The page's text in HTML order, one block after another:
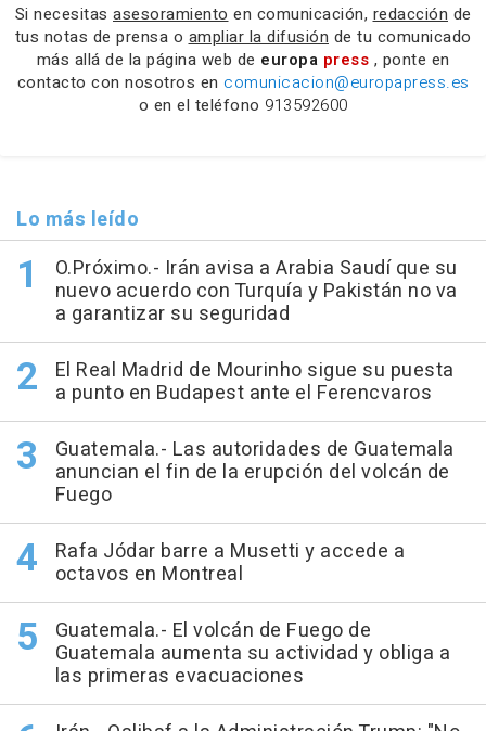
Si necesitas asesoramiento en comunicación, redacción de
tus notas de prensa o ampliar la difusión de tu comunicado
más allá de la página web de europa press , ponte en
contacto con nosotros en comunicacion@europapress.es
o en el teléfono 913592600
Lo más leído
O.Próximo.- Irán avisa a Arabia Saudí que su
nuevo acuerdo con Turquía y Pakistán no va
a garantizar su seguridad
El Real Madrid de Mourinho sigue su puesta
a punto en Budapest ante el Ferencvaros
Guatemala.- Las autoridades de Guatemala
anuncian el fin de la erupción del volcán de
Fuego
Rafa Jódar barre a Musetti y accede a
octavos en Montreal
Guatemala.- El volcán de Fuego de
Guatemala aumenta su actividad y obliga a
las primeras evacuaciones